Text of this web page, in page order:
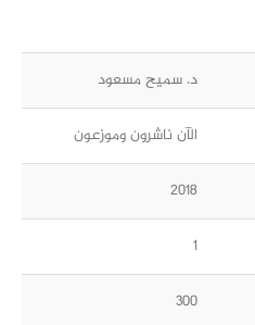
د. سميح مسعود
الآن ناشرون وموزعون
2018
1
300